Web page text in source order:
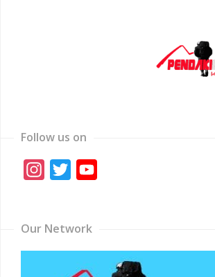
Follow us on
Instagram
Twitter
Our Network